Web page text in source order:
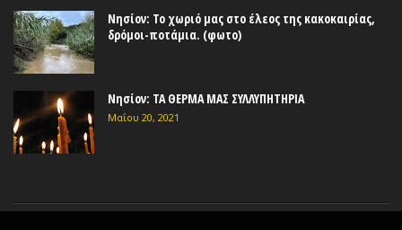
Νησίον: Το χωριό μας στο έλεος της κακοκαιρίας,
δρόμοι-ποτάμια. (φωτο)
Νησίον: ΤΑ ΘΕΡΜΑ ΜΑΣ ΣΥΛΛΥΠΗΤΗΡΙΑ
Μαΐου 20, 2021